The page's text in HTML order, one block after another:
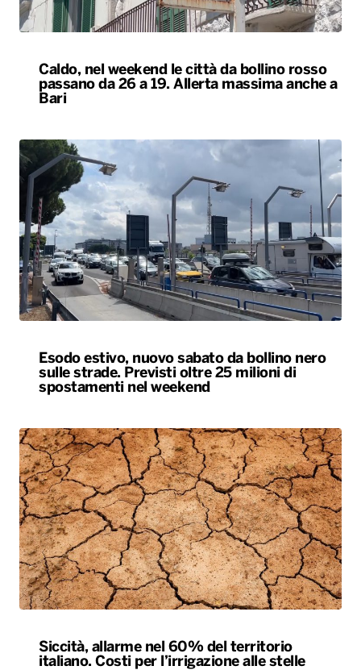
Caldo, nel weekend le città da bollino rosso
passano da 26 a 19. Allerta massima anche a
Bari
Esodo estivo, nuovo sabato da bollino nero
sulle strade. Previsti oltre 25 milioni di
spostamenti nel weekend
Siccità, allarme nel 60% del territorio
italiano. Costi per l’irrigazione alle stelle